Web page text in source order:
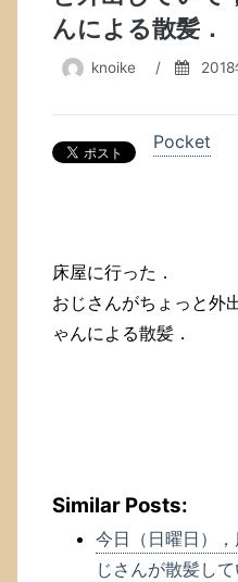
んによる散髪．
knoike /
Pocket
床屋に行った．
おじさんがちょっと外
ゃんによる散髪．
Similar Posts:
今日（日曜日）
じさんが散髪し